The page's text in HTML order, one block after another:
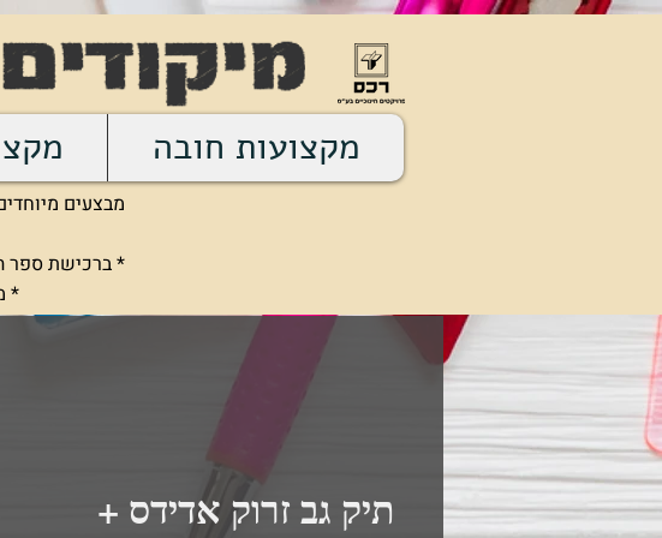
מקצועות חובה
מבצעים
* ברכישת ספר הנחה מיוחדת
*
תיק גב זרוק אדידס +